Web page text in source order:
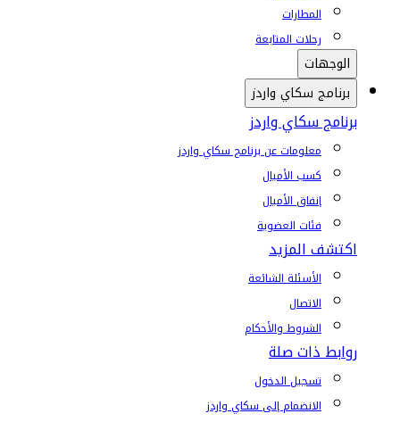
المطارات
رحلات المتابعة
الوجهات
برنامج سكاي واردز
برنامج سكاي واردز
معلومات عن برنامج سكاي واردز
كسب الأميال
إنفاق الأميال
فئات العضوية
اكتشف المزيد
الأسئلة الشائعة
الاتصال
الشروط والأحكام
روابط ذات صلة
تسجيل الدخول
الانضمام إلى سكاي واردز